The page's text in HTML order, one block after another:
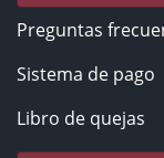
Preguntas
Sistema de pago
Libro de quejas